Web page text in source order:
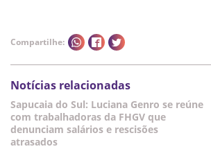
Compartilhe:
Notícias relacionadas
Sapucaia do Sul: Luciana Genro se reúne
com trabalhadoras da FHGV que
denunciam salários e rescisões
atrasados